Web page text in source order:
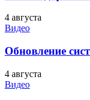
4 августа
Видео
Обновление
4 августа
Видео